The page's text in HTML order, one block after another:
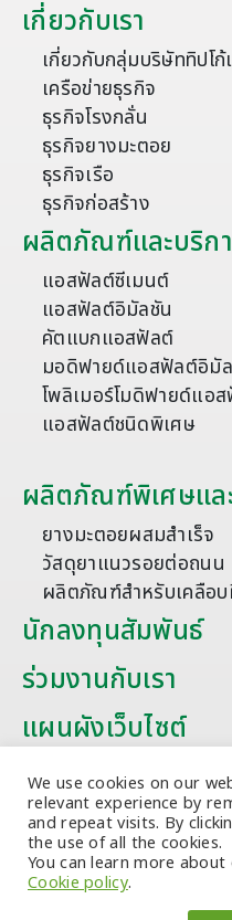
เกี่ยวกับเรา
เกี่ยวกับกลุ่มบริษัททิปโ
เครือข่ายธุรกิจ
ธุรกิจโรงกลั่น
ธุรกิจยางมะตอย
ธุรกิจเรือ
ธุรกิจก่อสร้าง
ผลิตภัณฑ์และบริก
แอสฟัลต์ซีเมนต์
แอสฟัลต์อิมัลชัน
คัตแบกแอสฟัลต์
มอดิฟายด์แอสฟัลต์อิมั
โพลิเมอร์โมดิฟายด์แอ
แอสฟัลต์ชนิดพิเศษ
ผลิตภัณฑ์พิเศษแล
ยางมะตอยผสมสำเร็จ
วัสดุยาแนวรอยต่อถนน
ผลิตภัณฑ์สำหรับเคลือ
นักลงทุนสัมพันธ์
ร่วมงานกับเรา
แผนผังเว็บไซต์
บทความ
We use cookies on our
relevant experience by
and repeat visits. By
the use of all the cookies.
You can learn more
Cookie policy.